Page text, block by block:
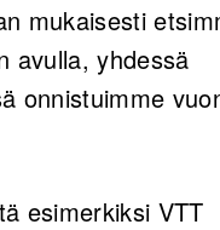
mukaisesti
avulla, yhdessä
onnistuimme
esimerkiksi VTT